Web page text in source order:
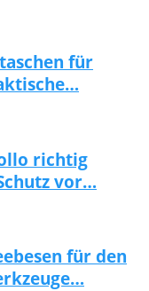
für
richtig
vor…
für den